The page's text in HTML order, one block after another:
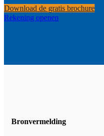
Download de gratis brochure
Rekening openen
Bronvermelding